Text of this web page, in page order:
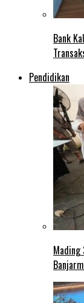
Bank
Pendidikan
Mading